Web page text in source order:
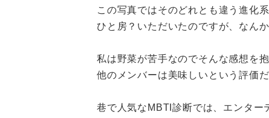
この写真ではそのどれとも違う進化
ひと房？いただいたのですが、なん
私は野菜が苦手なのでそんな感想を抱
他のメンバーは美味しいという評価
巷で人気なMBTI診断では、エンタ